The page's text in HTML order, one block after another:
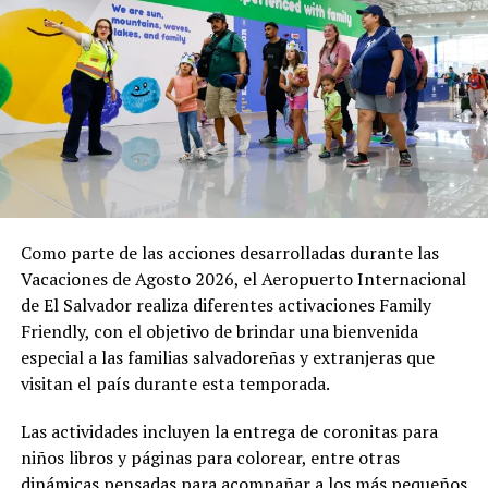
distintos puntos estratégicos para acompañar el
desarrollo de esta y otras actividades. Equipos de
primera respuesta, personal de salud y cuerpos de
socorro permanecen atentos para brindar atención
inmediata en caso de cualquier eventualidad.
El Gobierno reafirma su compromiso de garantizar que
estas expresiones de fe se desarrollen en un ambiente
seguro, permitiendo que la población viva plenamente
sus tradiciones en el corazón de la capital.
Comparte esto:
Facebook X
Como parte de las acciones desarrolladas durante las
Vacaciones de Agosto 2026, el Aeropuerto Internacional
de El Salvador realiza diferentes activaciones Family
Friendly, con el objetivo de brindar una bienvenida
especial a las familias salvadoreñas y extranjeras que
visitan el país durante esta temporada.
Las actividades incluyen la entrega de coronitas para
niños libros y páginas para colorear, entre otras
dinámicas pensadas para acompañar a los más pequeños